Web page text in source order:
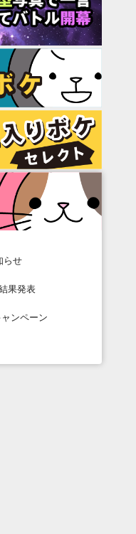
らせ
果発表
ンペーン